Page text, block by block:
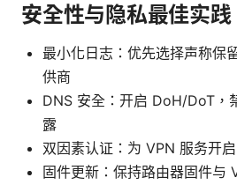
安全性与隐私最佳实践
最小化日志：优先选择声称保
供商
DNS 安全：开启 DoH/DoT，
露
双因素认证：为 VPN 服务开启
固件更新：保持路由器固件与